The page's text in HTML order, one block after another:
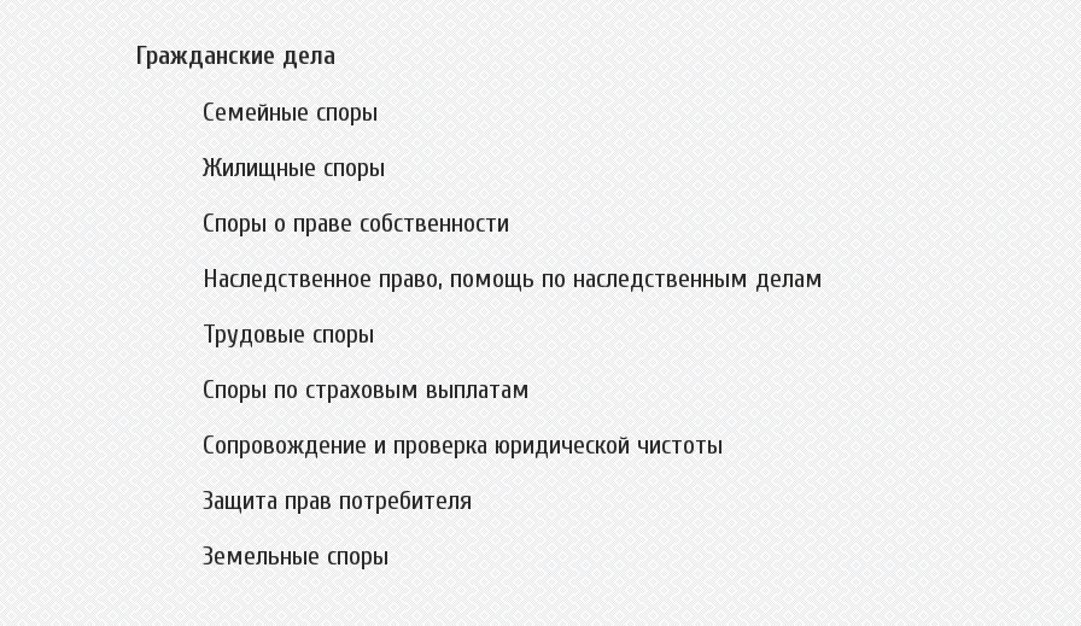
Гражданские дела
Семейные споры
Жилищные споры
Споры о праве собственности
Наследственное право, помощь по наследственным делам
Трудовые споры
Споры по страховым выплатам
Сопровождение и проверка юридической чистоты
Защита прав потребителя
Земельные споры